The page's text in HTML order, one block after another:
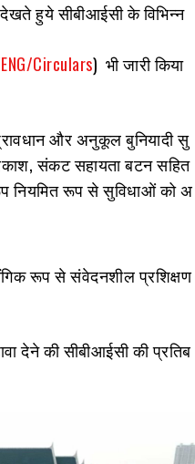
देखते हुये सीबीआईसी के विभिन्न
Circulars) भी जारी किया
और अनुकूल बुनियादी सु
संकट सहायता बटन सहित
नियमित रूप से सुविधाओं को अ
रूप से संवेदनशील प्रशिक्षण
देने की सीबीआईसी की प्रतिब